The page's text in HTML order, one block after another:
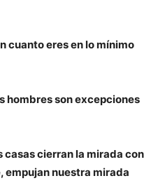
cuanto eres en lo mínimo
hombres son excepciones
casas cierran la mirada con
empujan nuestra mirada